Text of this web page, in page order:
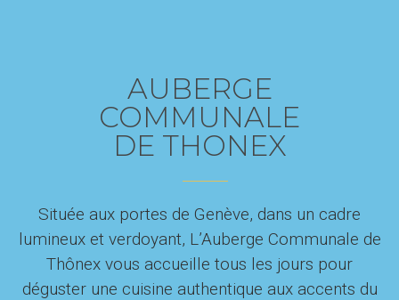
AUBERGE
COMMUNALE
DE THONEX
Située aux portes de Genève, dans un cadre
lumineux et verdoyant, L’Auberge Communale de
Thônex vous accueille tous les jours pour
déguster une cuisine authentique aux accents du